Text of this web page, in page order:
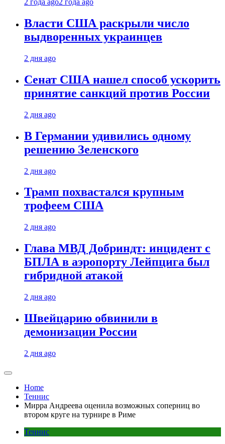
2 года ago2 года ago
Власти США раскрыли число
выдворенных украинцев
2 дня ago
Сенат США нашел способ ускорить
принятие санкций против России
2 дня ago
В Германии удивились одному
решению Зеленского
2 дня ago
Трамп похвастался крупным
трофеем США
2 дня ago
Глава МВД Добриндт: инцидент с
БПЛА в аэропорту Лейпцига был
гибридной атакой
2 дня ago
Швейцарию обвинили в
демонизации России
2 дня ago
Home
Теннис
Мирра Андреева оценила возможных соперниц во
втором круге на турнире в Риме
Теннис